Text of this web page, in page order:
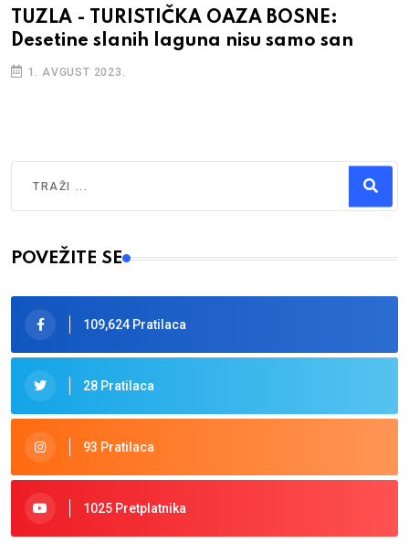
TUZLA - TURISTIČKA OAZA BOSNE:
Desetine slanih laguna nisu samo san
1. AVGUST 2023.
Type 2 or more characters for results.
POVEŽITE SE
109,624 Pratilaca
28 Pratilaca
93 Pratilaca
1025 Pretplatnika